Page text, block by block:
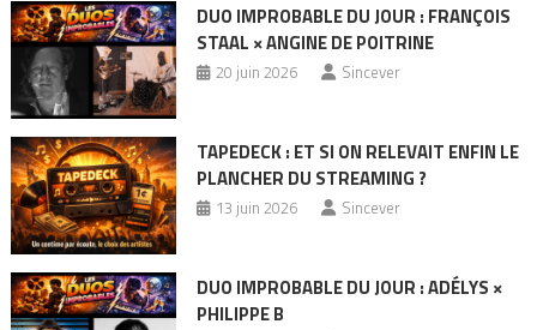
DUO IMPROBABLE DU JOUR : FRANÇOIS
STAAL × ANGINE DE POITRINE
20 juin 2026 Sincever
TAPEDECK : ET SI ON RELEVAIT ENFIN LE
PLANCHER DU STREAMING ?
13 juin 2026 Sincever
DUO IMPROBABLE DU JOUR : ADÉLYS ×
PHILIPPE B